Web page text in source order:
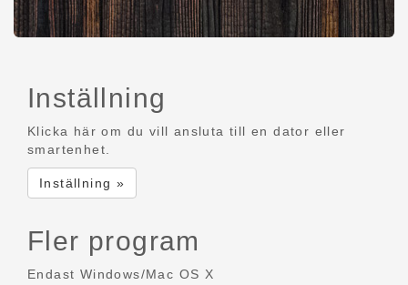
Inställning
Klicka här om du vill ansluta till en dator eller
smartenhet.
Inställning »
Fler program
Endast Windows/Mac OS X